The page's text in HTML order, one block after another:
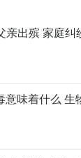
亲出殡 家庭纠
意味着什么 生